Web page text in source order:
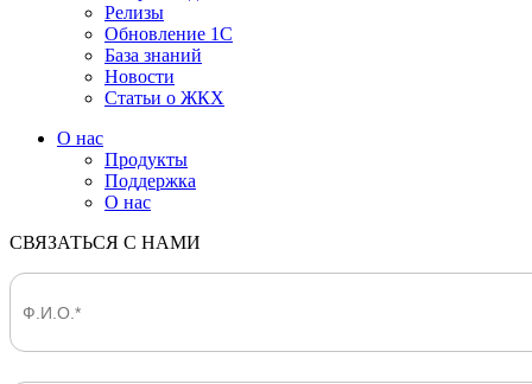
Релизы
Обновление 1С
База знаний
Новости
Статьи о ЖКХ
О нас
Продукты
Поддержка
О нас
СВЯЗАТЬСЯ С НАМИ